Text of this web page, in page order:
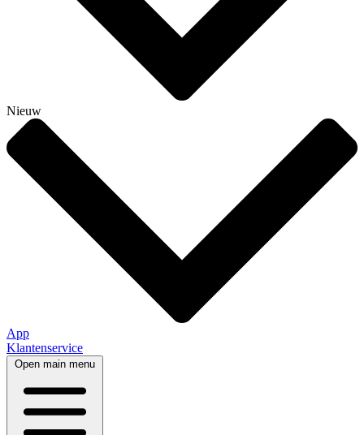
Nieuw
App
Klantenservice
Open main menu